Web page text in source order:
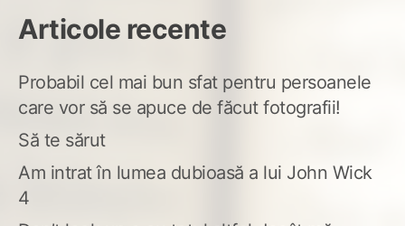
Articole recente
Probabil cel mai bun sfat pentru persoanele
care vor să se apuce de făcut fotografii!
Să te sărut
Am intrat în lumea dubioasă a lui John Wick
4